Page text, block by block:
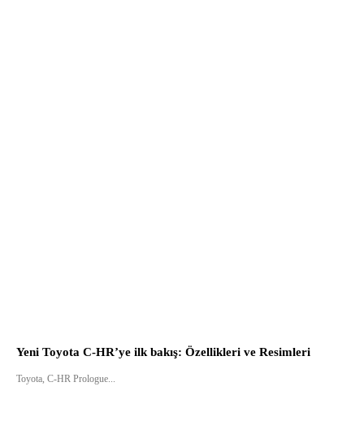
Yeni Toyota C-HR’ye ilk bakış: Özellikleri ve Resimleri
Toyota, C-HR Prologue...